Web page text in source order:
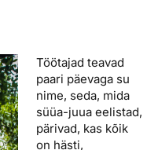
Töötajad teavad
paari päevaga su
nime, seda, mida
süüa-juua eelistad,
pärivad, kas kõik
on hästi,